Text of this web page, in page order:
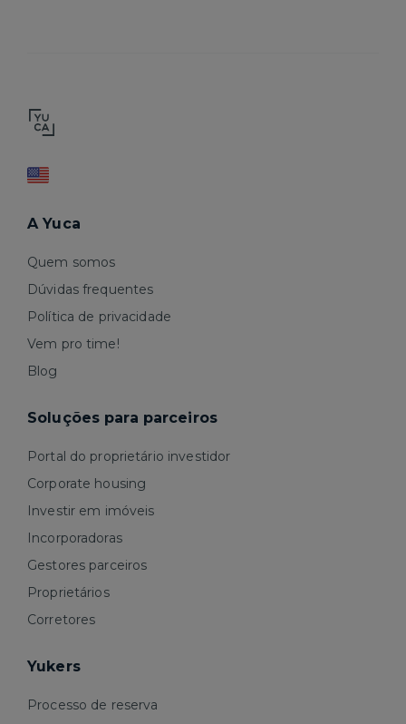
A Yuca
Quem somos
Dúvidas frequentes
Política de privacidade
Vem pro time!
Blog
Soluções para parceiros
Portal do proprietário investidor
Corporate housing
Investir em imóveis
Incorporadoras
Gestores parceiros
Proprietários
Corretores
Yukers
Processo de reserva